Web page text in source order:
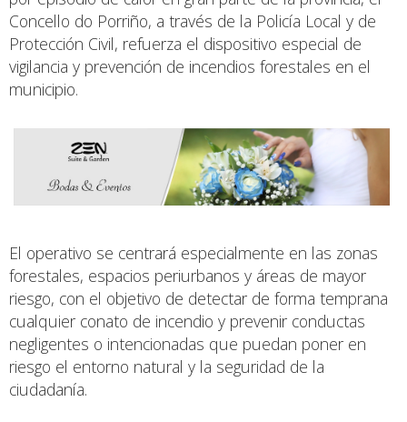
Concello do Porriño, a través de la Policía Local y de
Protección Civil, refuerza el dispositivo especial de
vigilancia y prevención de incendios forestales en el
municipio.
El operativo se centrará especialmente en las zonas
forestales, espacios periurbanos y áreas de mayor
riesgo, con el objetivo de detectar de forma temprana
cualquier conato de incendio y prevenir conductas
negligentes o intencionadas que puedan poner en
riesgo el entorno natural y la seguridad de la
ciudadanía.